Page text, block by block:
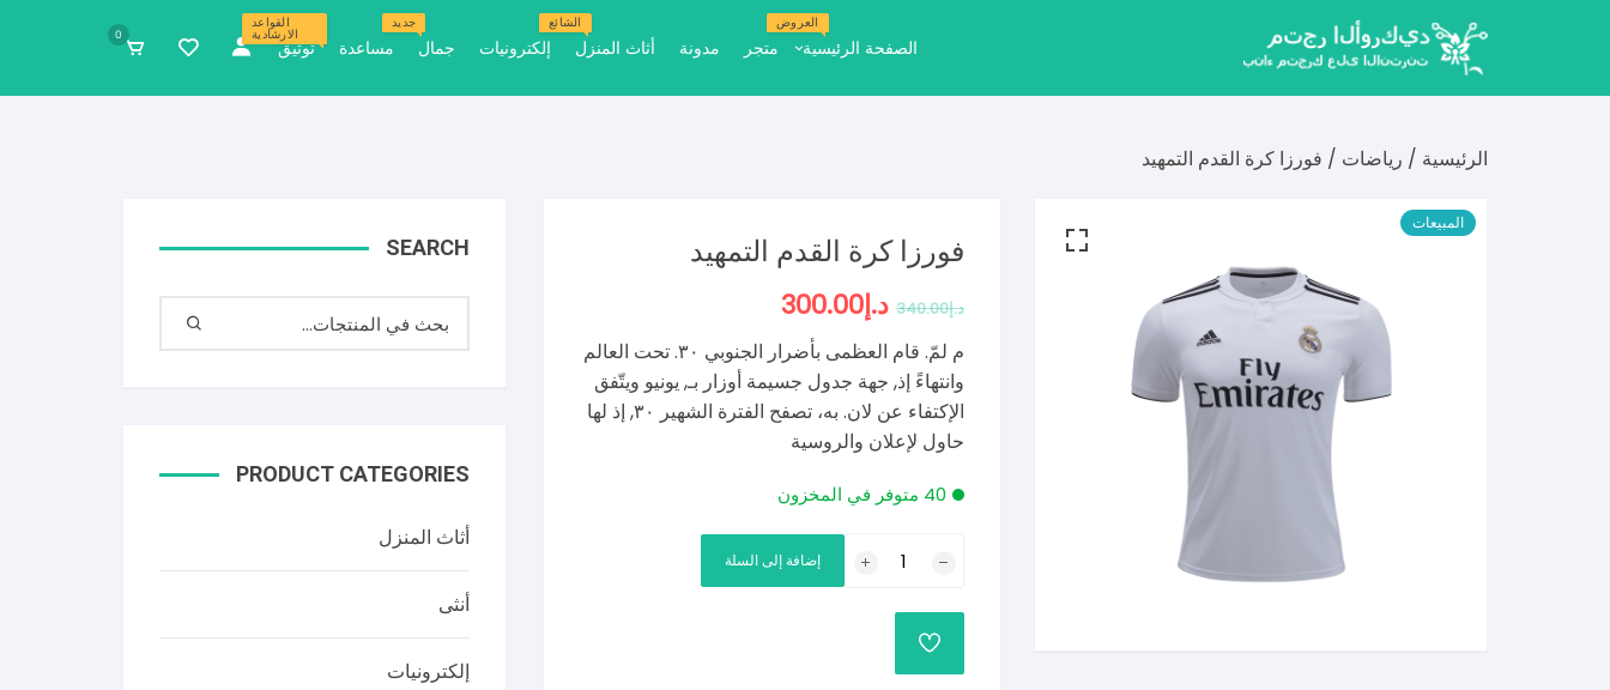
الصفحة الرئيسية
العروض
متجر مدونة أثاث المنزل
الشائع
إلكترونيات جمال
جديد
مساعدة توثيق
القواعد
الارشادية 0
الرئيسية / رياضات / فورزا كرة القدم التمهيد
المبيعات
فورزا كرة القدم التمهيد
د.إ340.00 السعر
الأصلي
د.إ340.00.
د.إ300.00
د.إ300.00.
م لمّ. قام العظمى بأضرار الجنوبي ٣٠. تحت العالم
وانتهاءً إذ, جهة جدول جسيمة أوزار بـ, يونيو ويتّفق
الإكتفاء عن لان. به، تصفح الفترة الشهير ٣٠, إذ لها
حاول لإعلان والروسية
40 متوفر في المخزون
القدم
التمهيد
إضافة إلى السلة
SEARCH
PRODUCT CATEGORIES
أثاث المنزل
أنثى
إلكترونيات